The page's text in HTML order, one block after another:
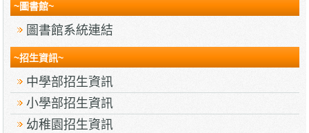
~圖書館~
圖書館系統連結
~招生資訊~
中學部招生資訊
小學部招生資訊
幼稚園招生資訊